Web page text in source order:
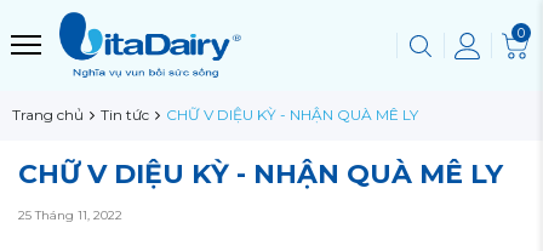
0
Trang chủ Tin tức CHỮ V DIỆU KỲ - NHẬN QUÀ MÊ LY
CHỮ V DIỆU KỲ - NHẬN QUÀ MÊ LY
25 Tháng 11, 2022